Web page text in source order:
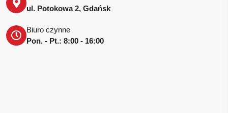
ul. Potokowa 2, Gdańsk
Biuro czynne
Pon. - Pt.: 8:00 - 16:00